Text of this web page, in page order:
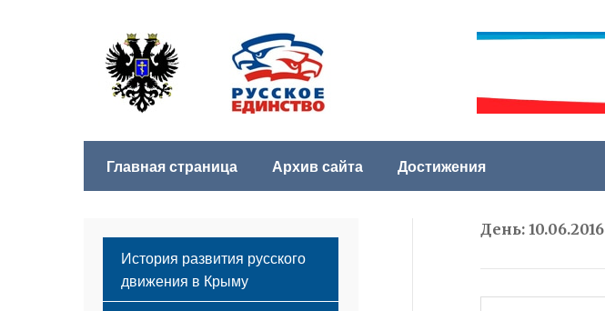
Главная страница Архив сайта Достижения
День:10.06.2016
История развития русского
движения в Крыму